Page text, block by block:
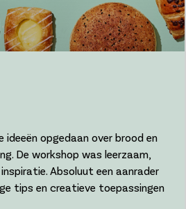
ideeën opgedaan over brood en
De workshop was leerzaam,
Absoluut een aanrader
tips en creatieve toepassingen